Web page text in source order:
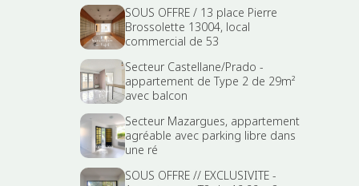
SOUS OFFRE / 13 place Pierre
Brossolette 13004, local
commercial de 53
Secteur Castellane/Prado -
appartement de Type 2 de 29m²
avec balcon
Secteur Mazargues, appartement
agréable avec parking libre dans
une ré
SOUS OFFRE // EXCLUSIVITE -